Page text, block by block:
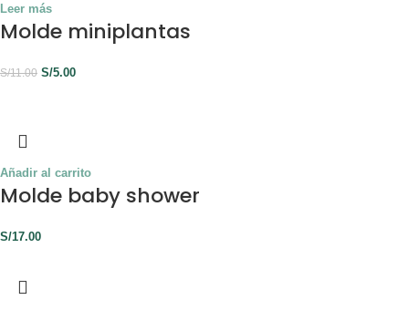
Leer más
Molde miniplantas
S/11.00 S/5.00
Añadir al carrito
Molde baby shower
S/17.00